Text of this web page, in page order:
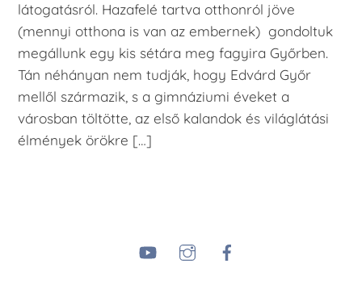
látogatásról. Hazafelé tartva otthonról jöve
(mennyi otthona is van az embernek) gondoltuk
megállunk egy kis sétára meg fagyira Győrben.
Tán néhányan nem tudják, hogy Edvárd Győr
mellől származik, s a gimnáziumi éveket a
városban töltötte, az első kalandok és világlátási
élmények örökre […]
YouTube Instagram